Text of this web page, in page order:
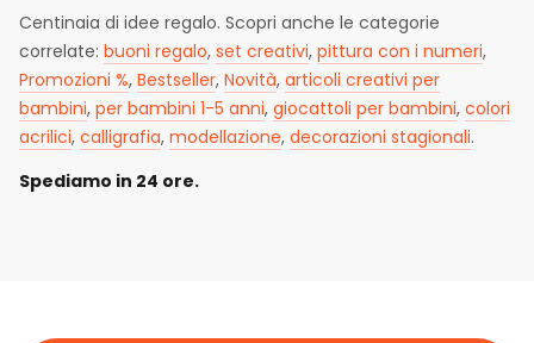
Centinaia di idee regalo. Scopri anche le categorie
correlate: buoni regalo, set creativi, pittura con i numeri,
Promozioni %, Bestseller, Novità, articoli creativi per
bambini, per bambini 1-5 anni, giocattoli per bambini, colori
acrilici, calligrafia, modellazione, decorazioni stagionali.
Spediamo in 24 ore.